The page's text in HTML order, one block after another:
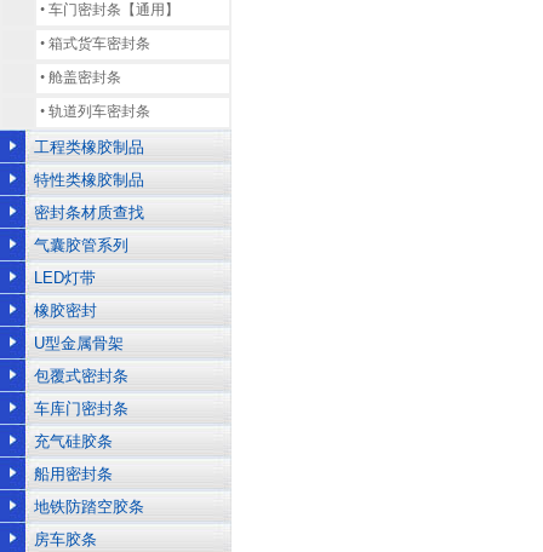
• 车门密封条【通用】
• 箱式货车密封条
• 舱盖密封条
• 轨道列车密封条
工程类橡胶制品
特性类橡胶制品
密封条材质查找
气囊胶管系列
LED灯带
橡胶密封
U型金属骨架
包覆式密封条
车库门密封条
充气硅胶条
船用密封条
地铁防踏空胶条
房车胶条